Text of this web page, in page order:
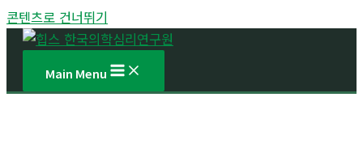
콘텐츠로 건너뛰기
Main Menu